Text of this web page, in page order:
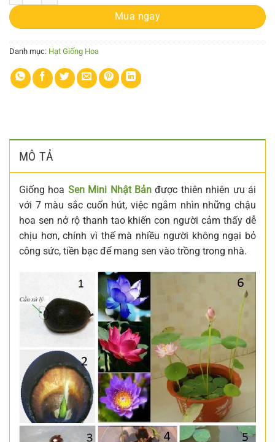
Mua ngay
Danh mục: Hạt Giống Hoa
MÔ TẢ
Giống hoa Sen Mini Nhật Bản được thiên nhiên ưu ái
với 7 màu sắc cuốn hút, việc ngắm nhìn những chậu
hoa sen nở rộ thanh tao khiến con người cảm thấy dễ
chịu hơn, chính vì thế mà nhiều người không ngại bỏ
công sức, tiền bạc để mang sen vào trồng trong nhà.